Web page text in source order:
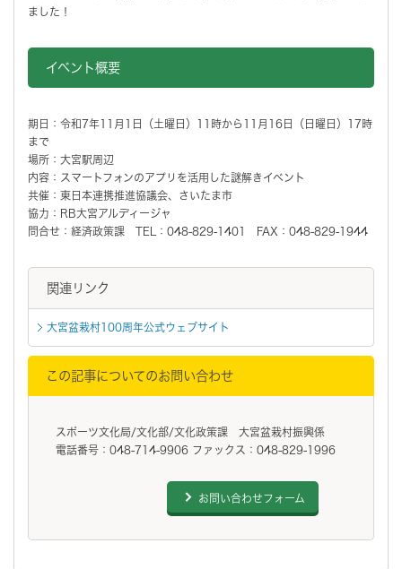
ました！
イベント概要
期日：令和7年11月1日（土曜日）11時から11月16日（日曜日）17時
まで
場所：大宮駅周辺
内容：スマートフォンのアプリを活用した謎解きイベント
共催：東日本連携推進協議会、さいたま市
協力：RB大宮アルディージャ
問合せ：経済政策課 TEL：048-829-1401 FAX：048-829-1944
関連リンク
大宮盆栽村100周年公式ウェブサイト
この記事についてのお問い合わせ
スポーツ文化局/文化部/文化政策課 大宮盆栽村振興係
電話番号：048-714-9906 ファックス：048-829-1996
お問い合わせフォーム